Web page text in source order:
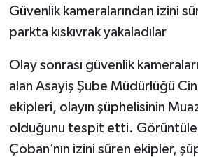
Güvenlik kameralarından izini
parkta kıskıvrak yakaladılar
Olay sonrası güvenlik
alan Asayiş Şube Müdürlüğü
ekipleri, olayın şüphelisinin
olduğunu tespit etti.
Çoban’nın izini süren ekipler,